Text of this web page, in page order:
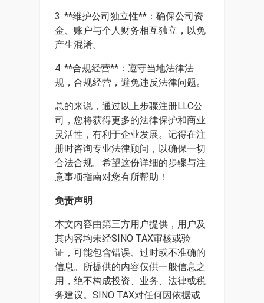
3. **维护公司独立性**：确保公司资
金、账户与个人财务相互独立，以免
产生混淆。
4. **合规经营**：遵守当地法律法
规，合规经营，避免违反法律问题。
总的来说，通过以上步骤注册LLC公
司，您将获得更多的法律保护和商业
灵活性，有利于企业发展。记得在注
册时咨询专业法律顾问，以确保一切
合法合规。希望这份详细的步骤与注
意事项指南对您有所帮助！
免责声明
本文内容由第三方用户提供，用户及
其内容均未经SINO TAX审核或验
证，可能包含错误、过时或不准确的
信息。所提供的内容仅供一般信息之
用，绝不构成投资、业务、法律或税
务建议。SINO TAX对任何因依据或